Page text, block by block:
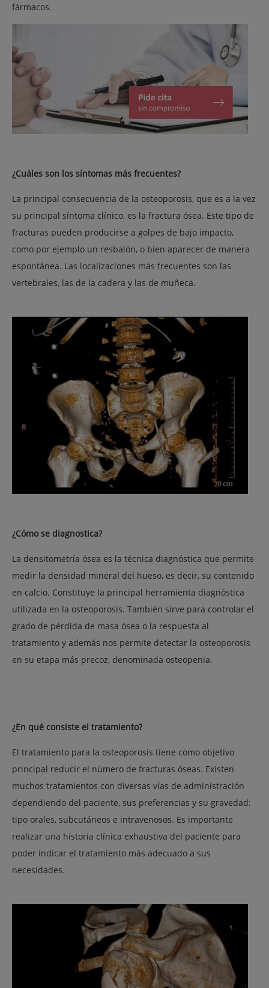
fármacos.
¿Cuáles son los síntomas más frecuentes?
La principal consecuencia de la osteoporosis, que es a la vez
su principal síntoma clínico, es la fractura ósea. Este tipo de
fracturas pueden producirse a golpes de bajo impacto,
como por ejemplo un resbalón, o bien aparecer de manera
espontánea. Las localizaciones más frecuentes son las
vertebrales, las de la cadera y las de muñeca.
¿Cómo se diagnostica?
La densitometría ósea es la técnica diagnóstica que permite
medir la densidad mineral del hueso, es decir, su contenido
en calcio. Constituye la principal herramienta diagnóstica
utilizada en la osteoporosis. También sirve para controlar el
grado de pérdida de masa ósea o la respuesta al
tratamiento y además nos permite detectar la osteoporosis
en su etapa más precoz, denominada osteopenia.
¿En qué consiste el tratamiento?
El tratamiento para la osteoporosis tiene como objetivo
principal reducir el número de fracturas óseas. Existen
muchos tratamientos con diversas vías de administración
dependiendo del paciente, sus preferencias y su gravedad:
tipo orales, subcutáneos e intravenosos. Es importante
realizar una historia clínica exhaustiva del paciente para
poder indicar el tratamiento más adecuado a sus
necesidades.